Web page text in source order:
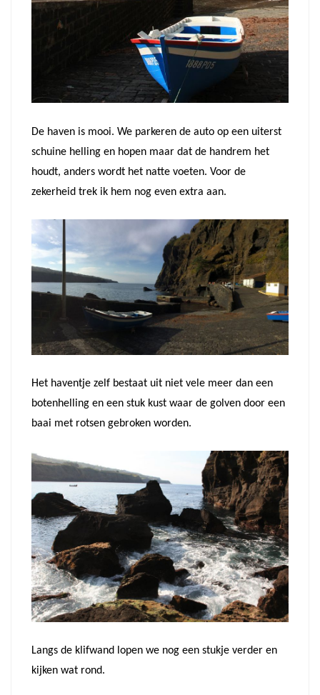
De haven is mooi. We parkeren de auto op een uiterst
schuine helling en hopen maar dat de handrem het
houdt, anders wordt het natte voeten. Voor de
zekerheid trek ik hem nog even extra aan.
Het haventje zelf bestaat uit niet vele meer dan een
botenhelling en een stuk kust waar de golven door een
baai met rotsen gebroken worden.
Langs de klifwand lopen we nog een stukje verder en
kijken wat rond.